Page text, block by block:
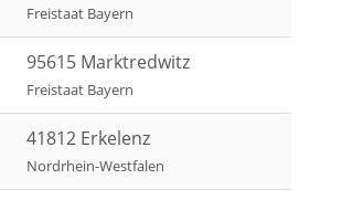
Freistaat Bayern
95615 Marktredwitz
Freistaat Bayern
41812 Erkelenz
Nordrhein-Westfalen